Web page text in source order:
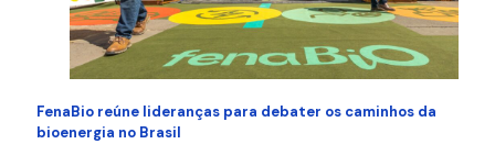
FenaBio reúne lideranças para debater os caminhos da
bioenergia no Brasil